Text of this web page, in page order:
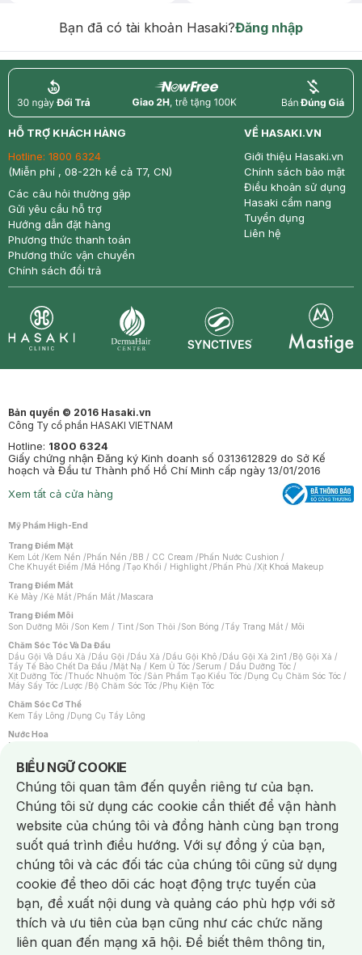
Bạn đã có tài khoản Hasaki?Đăng nhập
return nowfree price
HỖ TRỢ KHÁCH HÀNG
Hotline: 1800 6324
(Miễn phí , 08-22h kể cả T7, CN)
Các câu hỏi thường gặp
Gửi yêu cầu hỗ trợ
Hướng dẫn đặt hàng
Phương thức thanh toán
Phương thức vận chuyển
Chính sách đổi trả
VỀ HASAKI.VN
Giới thiệu Hasaki.vn
Chính sách bảo mật
Điều khoản sử dụng
Hasaki cẩm nang
Tuyển dụng
Liên hệ
Bản quyền © 2016 Hasaki.vn
Công Ty cổ phần HASAKI VIETNAM
Hotline: 1800 6324
Giấy chứng nhận Đăng ký Kinh doanh số 0313612829 do Sở Kế
hoạch và Đầu tư Thành phố Hồ Chí Minh cấp ngày 13/01/2016
Xem tất cả cửa hàng
Mỹ Phẩm High-End
Trang Điểm Mặt
Kem Lót /Kem Nền /Phấn Nền /BB / CC Cream /Phấn Nước Cushion /
Che Khuyết Điểm /Má Hồng /Tạo Khối / Highlight /Phấn Phủ /Xịt Khoá Makeup
Trang Điểm Mắt
Kẻ Mày /Kẻ Mắt /Phấn Mắt /Mascara
Trang Điểm Môi
Son Dưỡng Môi /Son Kem / Tint /Son Thỏi /Son Bóng /Tẩy Trang Mắt / Môi
Chăm Sóc Tóc Và Da Đầu
Dầu Gội Và Dầu Xả /Dầu Gội /Dầu Xả /Dầu Gội Khô /Dầu Gội Xả 2in1 /Bộ Gội Xả /
Tẩy Tế Bào Chết Da Đầu /Mặt Nạ / Kem Ủ Tóc /Serum / Dầu Dưỡng Tóc /
Xịt Dưỡng Tóc /Thuốc Nhuộm Tóc /Sản Phẩm Tạo Kiểu Tóc /Dụng Cụ Chăm Sóc Tóc /
Máy Sấy Tóc /Lược /Bộ Chăm Sóc Tóc /Phụ Kiện Tóc
Chăm Sóc Cơ Thể
Kem Tẩy Lông /Dụng Cụ Tẩy Lông
Nước Hoa
Nước Hoa Nữ
Chăm Sóc Cá Nhân
Chống Muỗi /Khẩu Trang /Máy Massage/Mặt Nạ Xông Hơi /Nước Rửa Tay/
Sản Phẩm Chăm Sóc Khác /Bàn Chải Đánh Răng /Bàn Chải Điện/
Hỗ Trợ Trắng Răng/Kem Đánh Răng /Máy Tăm Nước/ Nước Súc Miệng/
Tăm / Chỉ Nha Khoa/ Xịt Thơm Miệng / Dung Dịch Vệ Sinh/Dưỡng Vùng Kín/
Khăn Ướt Vệ Sinh Vùng Kín/Băng Vệ Sinh/Tampon/Bọt Cạo Râu /Dao Cạo Râu/
Máy Cạo Râu
Vấn Đề Về Da
Da Dầu / Lỗ Chân Lông To/ Da Khô / Mất Nước/ Da Lão Hóa/ Da Mụn/
Da Nhạy Cảm / Kích Ứng
Da Xỉn Màu Thâm / Nám / Tàn Nhang
Quầng Thâm & Bọng Mắt /Sẹo /Viêm Da Cơ Địa
Dụng Cụ / Phụ Kiện Chăm Sóc Da
Bông Tẩy Trang
Khăn Lau Mặt Khô Dụng Cụ / Máy Rửa Mặt Máy Chăm Sóc Da
Dụng Cụ Chăm Sóc Khác
BIỂU NGỮ COOKIE
Notice about cookies usage
Chúng tôi quan tâm đến quyền riêng tư của bạn.
Chúng tôi sử dụng các cookie cần thiết để vận hành
website của chúng tôi và đồng hành cùng bạn trong
suốt quá trình điều hướng. Với sự đồng ý của bạn,
chúng tôi và các đối tác của chúng tôi cũng sử dụng
cookie để theo dõi các hoạt động trực tuyến của
bạn, đề xuất nội dung và quảng cáo phù hợp với sở
thích và ưu tiên của bạn cũng như các chức năng
liên quan đến mạng xã hội. Để biết thêm thông tin,